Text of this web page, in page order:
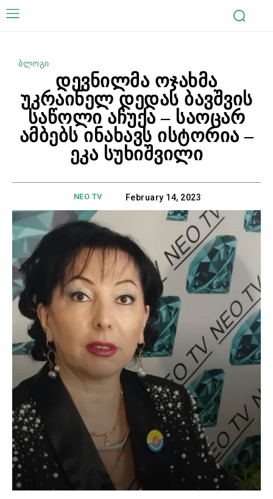
ბლოგი
დევნილმა ოჯახმა
უკრაინელ დედას ბავშვის
საწოლი აჩუქა – საოცარ
ამბებს ინახავს ისტორია –
ეკა სუხიშვილი
NEO TV February 14, 2023